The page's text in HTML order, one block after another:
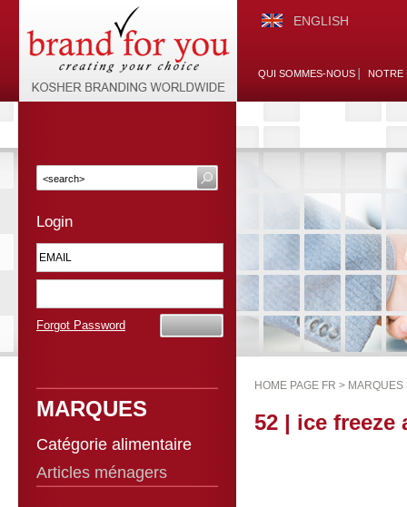
ENGLISH
QUI SOMMES-NOUS NOTRE
Login
Forgot Password
MARQUES
Catégorie alimentaire
Articles ménagers
HOME PAGE FR > MARQUES
52 | ice